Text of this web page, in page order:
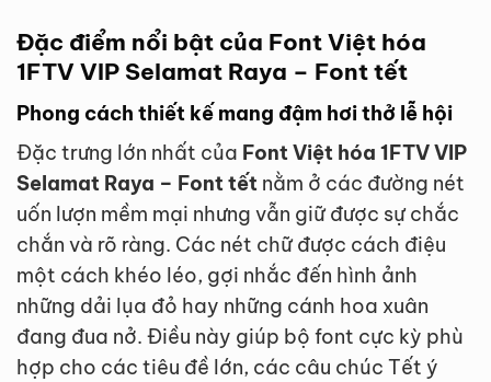
Đặc điểm nổi bật của Font Việt hóa
1FTV VIP Selamat Raya – Font tết
Phong cách thiết kế mang đậm hơi thở lễ hội
Đặc trưng lớn nhất của Font Việt hóa 1FTV VIP
Selamat Raya – Font tết nằm ở các đường nét
uốn lượn mềm mại nhưng vẫn giữ được sự chắc
chắn và rõ ràng. Các nét chữ được cách điệu
một cách khéo léo, gợi nhắc đến hình ảnh
những dải lụa đỏ hay những cánh hoa xuân
đang đua nở. Điều này giúp bộ font cực kỳ phù
hợp cho các tiêu đề lớn, các câu chúc Tết ý